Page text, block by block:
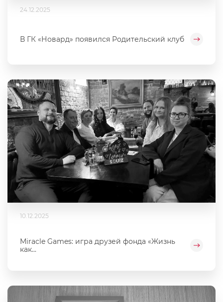
24.12.2025
В ГК «Новард» появился Родительский клуб
10.12.2025
Miracle Games: игра друзей фонда «Жизнь
как...